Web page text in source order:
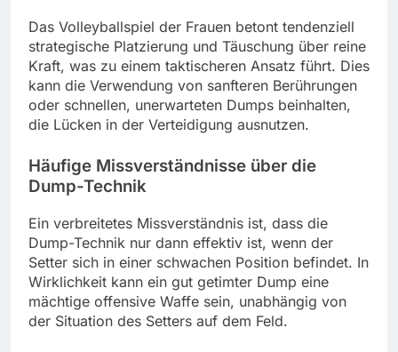
Das Volleyballspiel der Frauen betont tendenziell
strategische Platzierung und Täuschung über reine
Kraft, was zu einem taktischeren Ansatz führt. Dies
kann die Verwendung von sanfteren Berührungen
oder schnellen, unerwarteten Dumps beinhalten,
die Lücken in der Verteidigung ausnutzen.
Häufige Missverständnisse über die
Dump-Technik
Ein verbreitetes Missverständnis ist, dass die
Dump-Technik nur dann effektiv ist, wenn der
Setter sich in einer schwachen Position befindet. In
Wirklichkeit kann ein gut getimter Dump eine
mächtige offensive Waffe sein, unabhängig von
der Situation des Setters auf dem Feld.